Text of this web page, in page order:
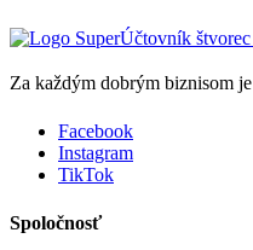
Za každým dobrým biznisom
Facebook
Instagram
TikTok
Spoločnosť